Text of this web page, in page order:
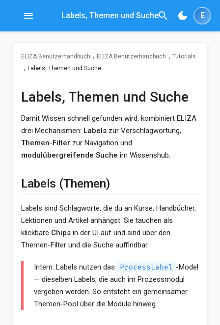
menu Labels, Themen und Suchesearch dark_mode E
ELIZA Benutzerhandbuch ELIZA Benutzerhandbuch
Tutorials
Labels, Themen und Suche
Labels, Themen und Suche
Damit Wissen schnell gefunden wird, kombiniert ELIZA
drei Mechanismen: Labelszur Verschlagwortung,
Themen-Filter zur Navigation und
modulübergreifende Suche im Wissenshub.
Labels (Themen)
Labels sind Schlagworte, die du an Kurse, Handbücher,
Lektionen und Artikel anhängst. Sie tauchen als
klickbare Chipsin der UI auf und sind über den
Themen-Filter und die Suche auffindbar.
Intern: Labels nutzen das ProcessLabel -Model
— dieselben Labels, die auch im Prozessmodul
vergeben werden. So entsteht ein gemeinsamer
Themen-Pool über die Module hinweg.